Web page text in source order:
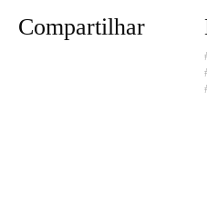
Compartilhar